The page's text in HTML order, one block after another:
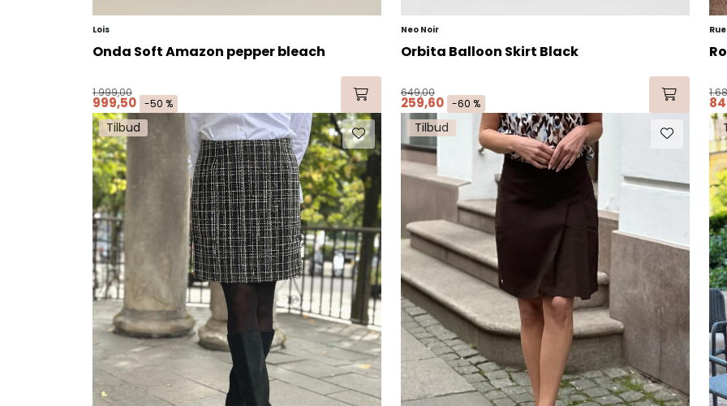
Lois
Onda Soft Amazon pepper bleach
1.999,00
999,50 -50 %
Neo Noir
Orbita Balloon Skirt Black
649,00
259,60 -60 %
Tilbud Tilbud